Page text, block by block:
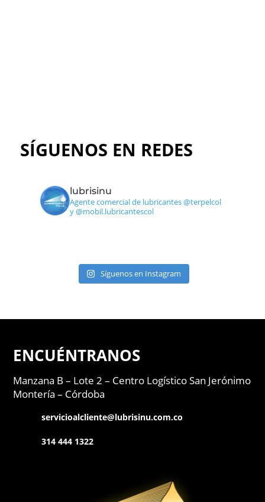
SÍGUENOS EN REDES
lubrisinu
Agente comercial de lubricantes @terpelcol
y @mobil.lubricantescol
Síguenos en Instagram
ENCUÉNTRANOS
Manzana B – Lote 2 – Centro Logístico San Jerónimo
Montería – Córdoba
servicioalcliente@lubrisinu.com.co
314 444 1322